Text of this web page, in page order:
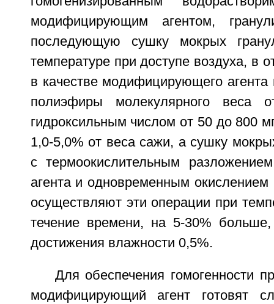
модифицирующим агентом,
последующую сушку мокрых
температуре при доступе воздуха, в
в качестве модифицирующего агента
полиэфиры молекулярного
гидроксильным числом от 50 до 800
1,0-5,0% от веса сажи, а сушку
с термоокислительным
агента и одновременным окислением
осуществляют эти операции при
течение времени, на 5-30%
достижения влажности 0,5%.
Для обеспечения гомогенности
модифицирующий агент готовят